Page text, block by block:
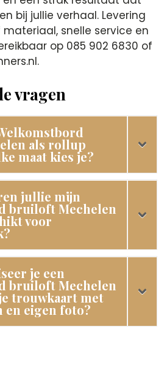
bij jullie verhaal. Levering
materiaal, snelle service en
op 085 902 6830 of
vragen
als rollup
maat kies je?
jullie mijn
bruiloft Mechelen
voor
je een
bruiloft Mechelen
trouwkaart met
en eigen foto?